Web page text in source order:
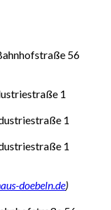
56
1
1
1
doebeln.de)